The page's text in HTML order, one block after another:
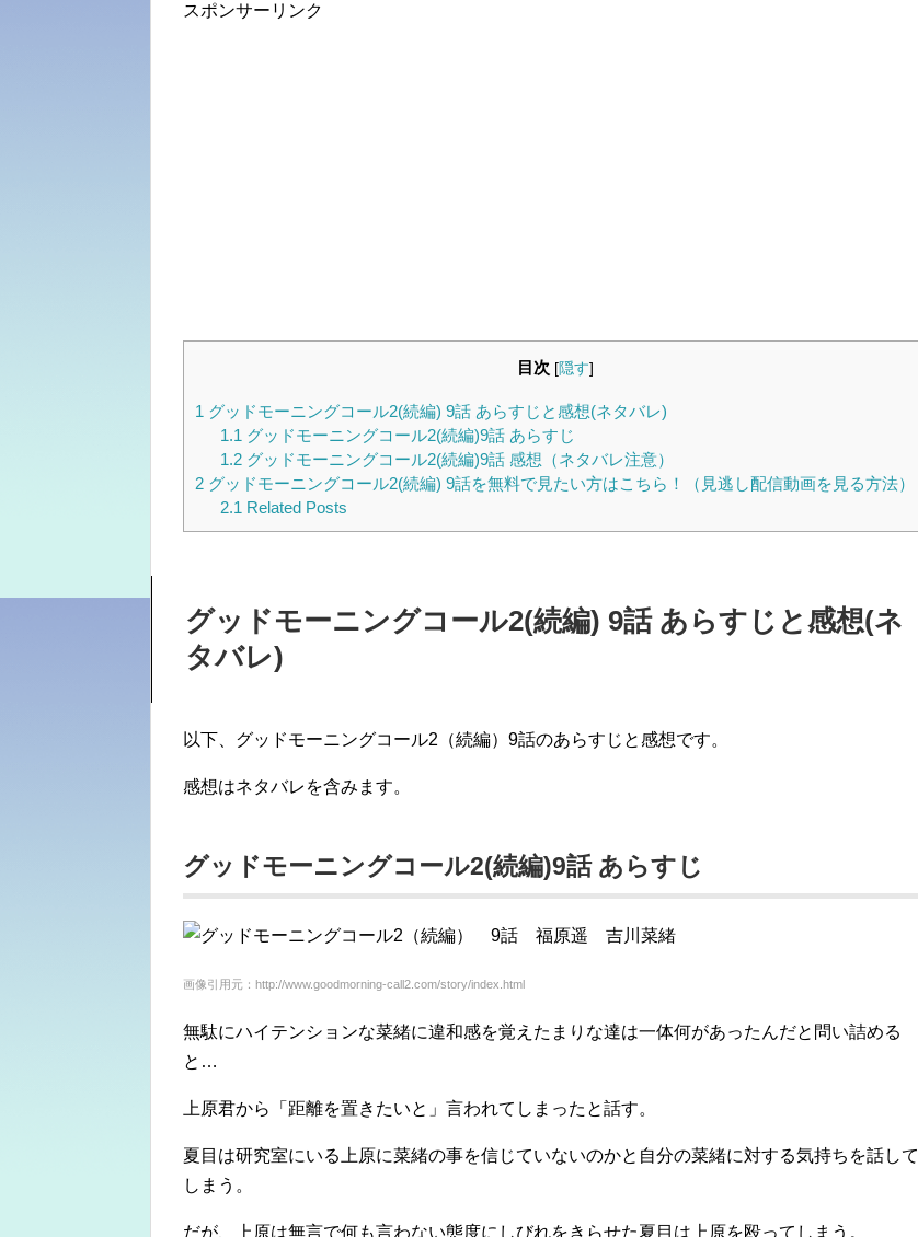
スポンサーリンク
目次 [隠す]
1 グッドモーニングコール2(続編) 9話 あらすじと感想(ネタバレ)
1.1 グッドモーニングコール2(続編)9話 あらすじ
1.2グッドモーニングコール2(続編)9話 感想（ネタバレ注意）
2 グッドモーニングコール2(続編) 9話を無料で見たい方はこちら！（見逃し配信動画を見る方法）
2.1 Related Posts
グッドモーニングコール2(続編) 9話 あらすじと感想(ネ
タバレ)
以下、グッドモーニングコール2（続編）9話のあらすじと感想です。
感想はネタバレを含みます。
グッドモーニングコール2(続編)9話 あらすじ
画像引用元：http://www.goodmorning-call2.com/story/index.html
無駄にハイテンションな菜緒に違和感を覚えたまりな達は一体何があったんだと問い詰める
と…
上原君から「距離を置きたいと」言われてしまったと話す。
夏目は研究室にいる上原に菜緒の事を信じていないのかと自分の菜緒に対する気持ちを話して
しまう。
だが、上原は無言で何も言わない態度にしびれをきらせた夏目は上原を殴ってしまう。